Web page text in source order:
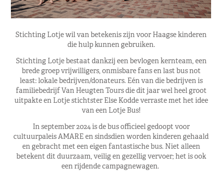
Stichting Lotje wil van betekenis zijn voor Haagse kinderen
die hulp kunnen gebruiken.
Stichting Lotje bestaat dankzij een bevlogen kernteam, een
brede groep vrijwilligers, onmisbare fans en last bus not
least: lokale bedrijven/donateurs. Eén van die bedrijven is
familiebedrijf Van Heugten Tours die dit jaar wel heel groot
uitpakte en Lotje stichtster Else Kodde verraste met het idee
van een Lotje Bus!
In september 2024 is de bus officieel gedoopt voor
cultuurpaleis AMARE en sindsdien worden kinderen gehaald
en gebracht met een eigen fantastische bus. Niet alleen
betekent dit duurzaam, veilig en gezellig vervoer; het is ook
een rijdende campagnewagen.